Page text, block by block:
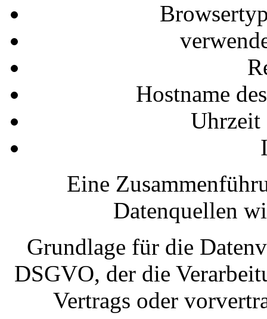
Hostname
Uhrzeit
Eine
Datenquellen
Grundlage für die
DSGVO, der die
Vertrags oder